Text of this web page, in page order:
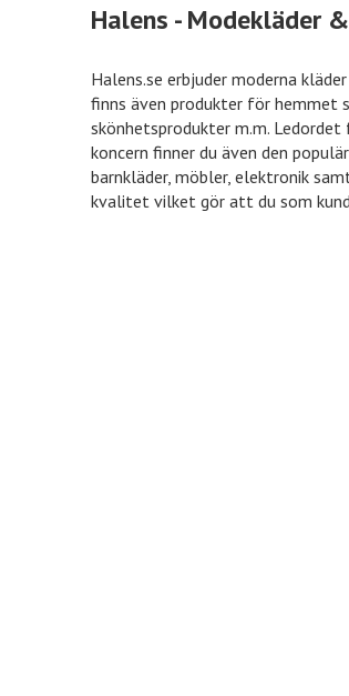
Halens - Modekläder
Halens.se erbjuder moderna
finns även produkter för hemmet
skönhetsprodukter m.m.
koncern finner du även den
barnkläder, möbler, elektronik
kvalitet vilket gör att du som